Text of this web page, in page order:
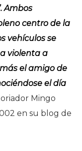
Ambos
centro de la
vehículos se
violenta a
el amigo de
el día
Mingo
en su blog de